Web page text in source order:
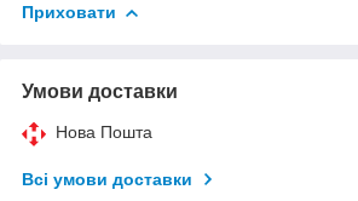
Приховати
Умови доставки
Нова Пошта
Всі умови доставки